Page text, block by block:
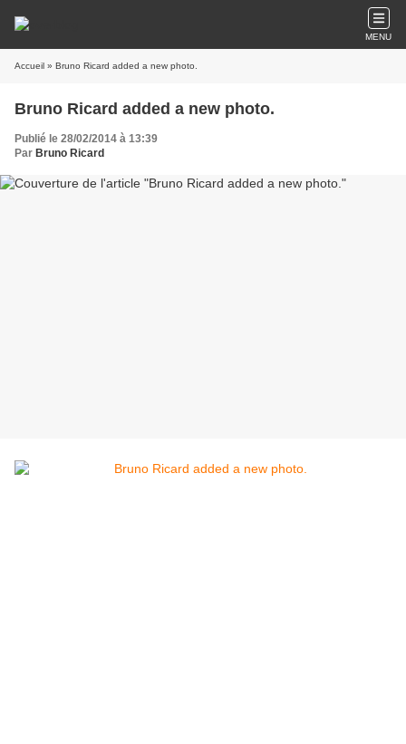
MENU
Accueil » Bruno Ricard added a new photo.
Bruno Ricard added a new photo.
Publié le 28/02/2014 à 13:39
Par Bruno Ricard